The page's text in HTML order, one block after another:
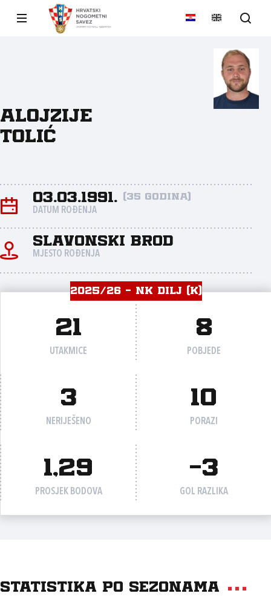
Alojzije
Tolić
03.03.1991. (35 godina)
DATUM ROĐENJA
Slavonski Brod
MJESTO ROĐENJA
2025/26 - NK DILJ (K)
21
UTAKMICE
8
POBJEDE
3
NERIJEŠENO
10
PORAZI
1,29
PROSJEK BODOVA
-3
GOL RAZLIKA
Statistika po sezonama